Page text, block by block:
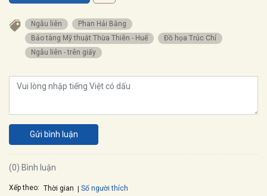
Ngẫu liên
Phan Hải Bằng
Bảo tàng Mỹ thuật Thừa Thiên - Huế
đồ họa Trúc Chỉ
Ngẫu liên - trên giấy
Gửi bình luận
(0) Bình luận
Xếp theo: Thời gian Số người thích